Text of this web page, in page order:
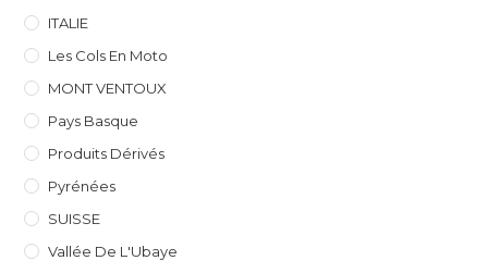
ITALIE
Les Cols En Moto
MONT VENTOUX
Pays Basque
Produits Dérivés
Pyrénées
SUISSE
Vallée De L'Ubaye